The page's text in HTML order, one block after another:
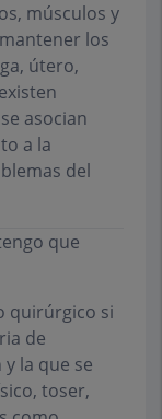
músculos y
los
útero,
asocian
a la
del
que
quirúrgico si
de
la que se
toser,